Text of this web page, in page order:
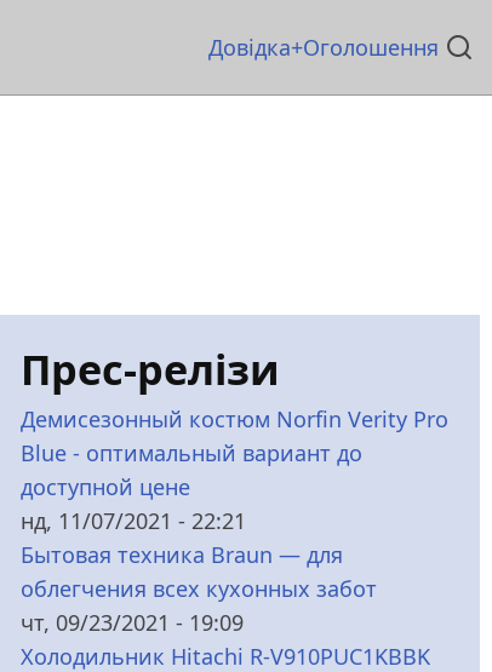
Основна
Довідка Оголошення
Прес-релізи
Демисезонный костюм Norfin Verity Pro
Blue - оптимальный вариант до
доступной цене
нд, 11/07/2021 - 22:21
Бытовая техника Braun — для
облегчения всех кухонных забот
чт, 09/23/2021 - 19:09
Холодильник Hitachi R-V910PUC1KBBK